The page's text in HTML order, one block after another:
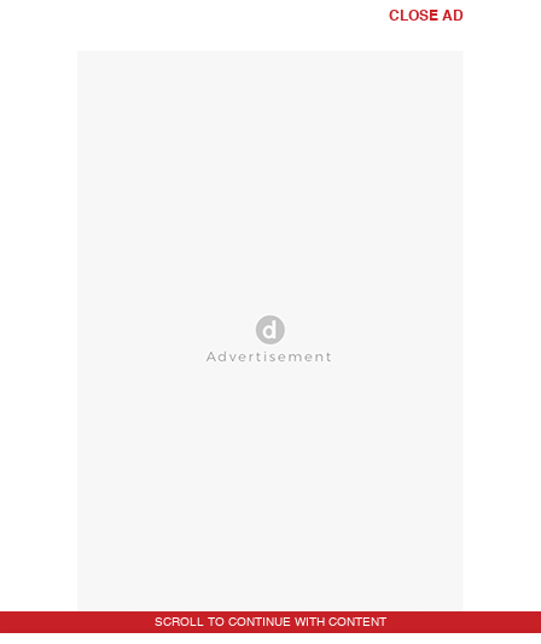
CLOSE AD
SCROLL TO CONTINUE WITH CONTENT